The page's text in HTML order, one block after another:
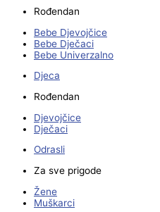
Rođendan
Bebe Djevojčice
Bebe Dječaci
Bebe Univerzalno
Djeca
Rođendan
Djevojčice
Dječaci
Odrasli
Za sve prigode
Žene
Muškarci